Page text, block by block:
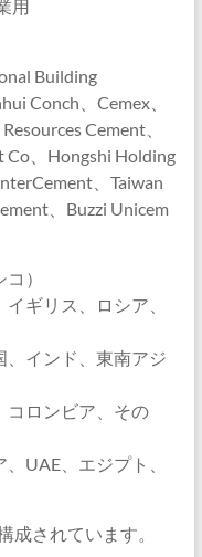
用
Building
Conch、Cemex、
Cement、
Co、Hongshi Holding
、Taiwan
、Buzzi Unicem
）
ギリス、ロシア、
、インド、東南アジ
コロンビア、その
UAE、エジプト、
されています。